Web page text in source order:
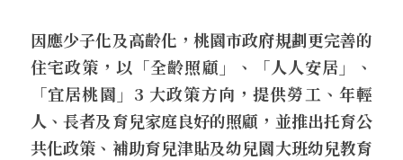
因應少子化及高齡化，桃園市政府規劃更完善的
住宅政策，以「全齡照顧」、「人人安居」、
「宜居桃園」3 大政策方向，提供勞工、年輕
人、長者及育兒家庭良好的照顧，並推出托育公
共化政策、補助育兒津貼及幼兒園大班幼兒教育